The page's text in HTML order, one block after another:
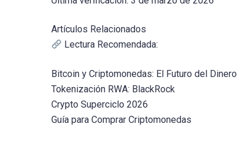
Artículos Relacionados
Lectura Recomendada:
Bitcoin y Criptomonedas: El Futuro del Dinero
Tokenización RWA: BlackRock
Crypto Superciclo 2026
Guía para Comprar Criptomonedas